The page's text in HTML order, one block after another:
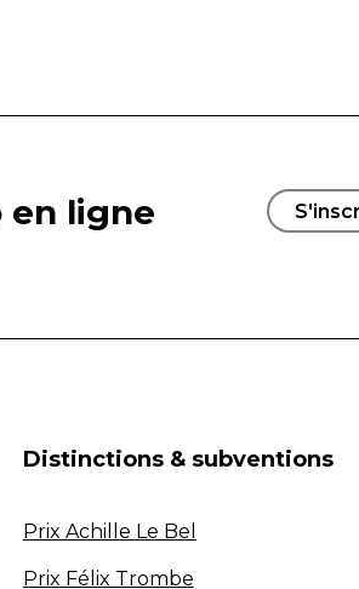
en ligne
Distinctions & subventions
Prix Achille Le Bel
Prix Félix Trombe